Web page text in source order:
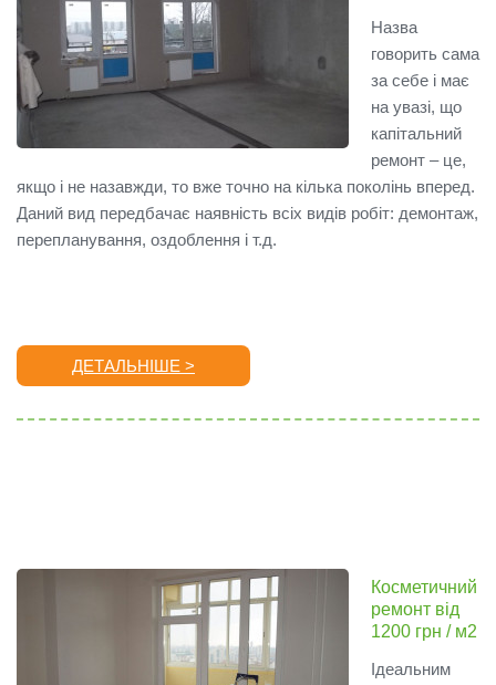
Назва
говорить сама
за себе і має
на увазі, що
капітальний
ремонт – це,
якщо і не назавжди, то вже точно на кілька поколінь вперед.
Даний вид передбачає наявність всіх видів робіт: демонтаж,
перепланування, оздоблення і т.д.
ДЕТАЛЬНІШЕ >
Косметичний
ремонт від
1200 грн / м2
Ідеальним